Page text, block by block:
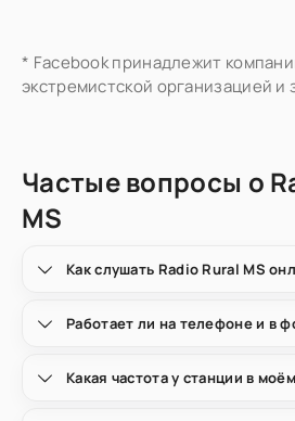
* Facebook принадлежит
экстремистской организацией
Частые вопросы о
MS
Как слушать Radio Rural MS
Работает ли на телефоне и в
Какая частота у станции в